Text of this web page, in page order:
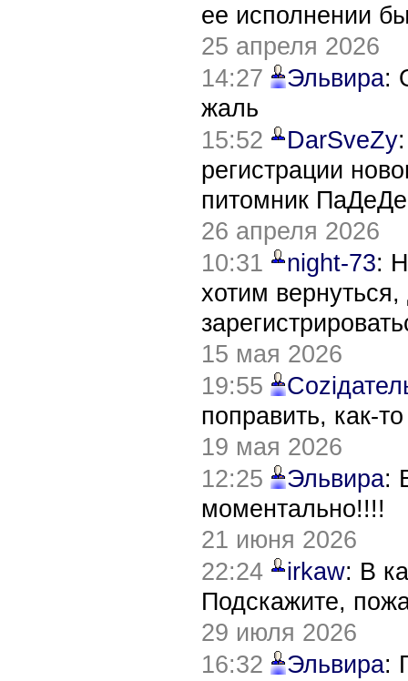
ее исполнении
25 апреля 2026
14:27
Эльвира:
жаль
15:52
DarSveZy
регистрации
питомник
26 апреля 2026
10:31
night-73:
хотим
15 мая 2026
19:55
поправить, как-
19 мая 2026
12:25
Эльвира:
моментально!!!!
21 июня 2026
22:24
irkaw: В
Подскажите,
29 июля 2026
16:32
Эльвира: